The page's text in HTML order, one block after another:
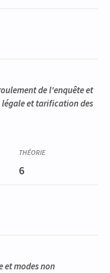
de l'enquête et
et tarification des
6
et modes non